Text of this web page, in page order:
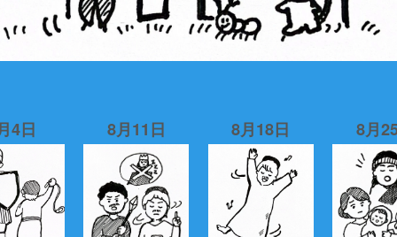
4日 8月11日 8月18日 8月